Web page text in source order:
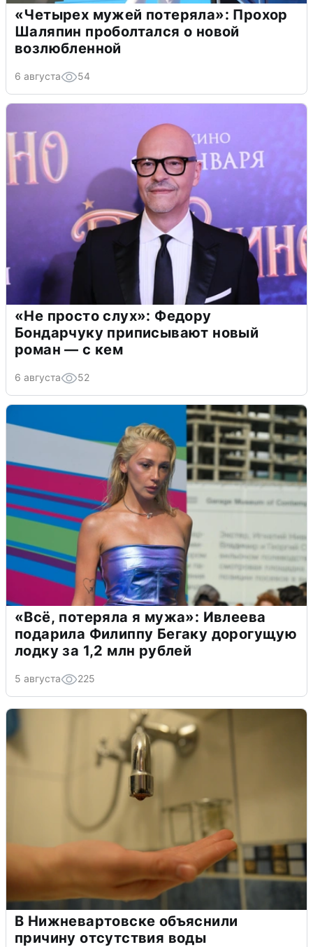
«Четырех мужей потеряла»: Прохор
Шаляпин проболтался о новой
возлюбленной
6 августа 54
«Не просто слух»: Федору
Бондарчуку приписывают новый
роман — с кем
6 августа 52
«Всё, потеряла я мужа»: Ивлеева
подарила Филиппу Бегаку дорогущую
лодку за 1,2 млн рублей
5 августа 225
В Нижневартовске объяснили
причину отсутствия воды